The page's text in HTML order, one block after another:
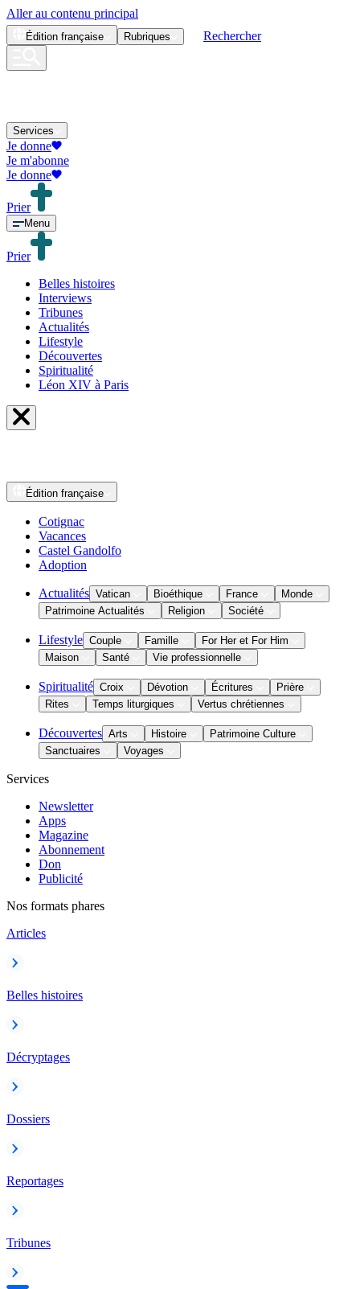
Aller au contenu principal
Édition française Rubriques Rechercher
Services
Je donne
Je m'abonne
Je donne
Prier
Menu
Prier
Belles histoires
Interviews
Tribunes
Actualités
Lifestyle
Découvertes
Spiritualité
Léon XIV à Paris
Édition française
Cotignac
Vacances
Castel Gandolfo
Adoption
Actualités Vatican Bioéthique France
Monde
Patrimoine Actualités
Religion Société
Lifestyle Couple Famille
For Her et For Him
Maison
Santé Vie professionnelle
Spiritualité Croix Dévotion Écritures
Prière
Rites
Temps liturgiques Vertus chrétiennes
Découvertes Arts Histoire
Patrimoine Culture
Sanctuaires
Voyages
Services
Newsletter
Apps
Magazine
Abonnement
Don
Publicité
Nos formats phares
Articles
Belles histoires
Décryptages
Dossiers
Reportages
Tribunes